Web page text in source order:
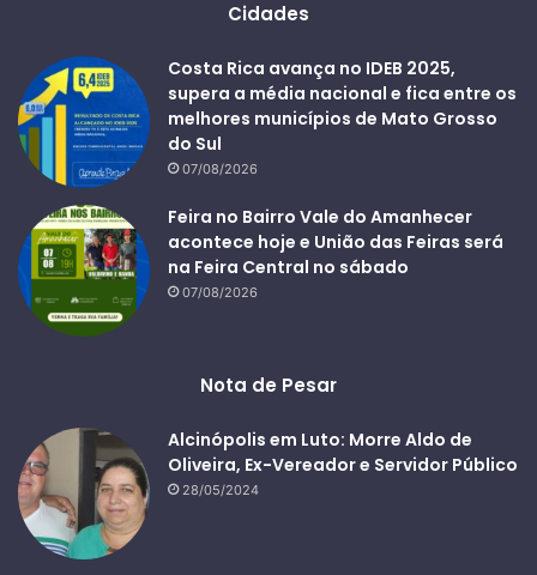
Cidades
Costa Rica avança no IDEB 2025,
supera a média nacional e fica entre os
melhores municípios de Mato Grosso
do Sul
07/08/2026
Feira no Bairro Vale do Amanhecer
acontece hoje e União das Feiras será
na Feira Central no sábado
07/08/2026
Nota de Pesar
Alcinópolis em Luto: Morre Aldo de
Oliveira, Ex-Vereador e Servidor Público
28/05/2024